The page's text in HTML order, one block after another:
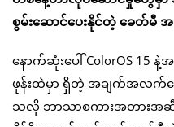
စွမ်းဆောင်ပေးနိုင်တဲ့ ခေတ်မီ အ
နောက်ဆုံးပေါ် ColorOS 15 နဲ့
ဖုန်းထဲမှာ ရှိတဲ့ အချက်အလက်တွ
သလို ဘာသာစကားအတားအဆီ